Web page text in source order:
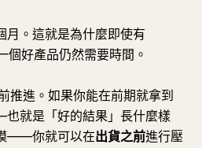
月。這就是為什麼即使有
好產品仍然需要時間。
推進。如果你能在前期就拿到
就是「好的結果」長什麼樣
——你就可以在出貨之前進行壓